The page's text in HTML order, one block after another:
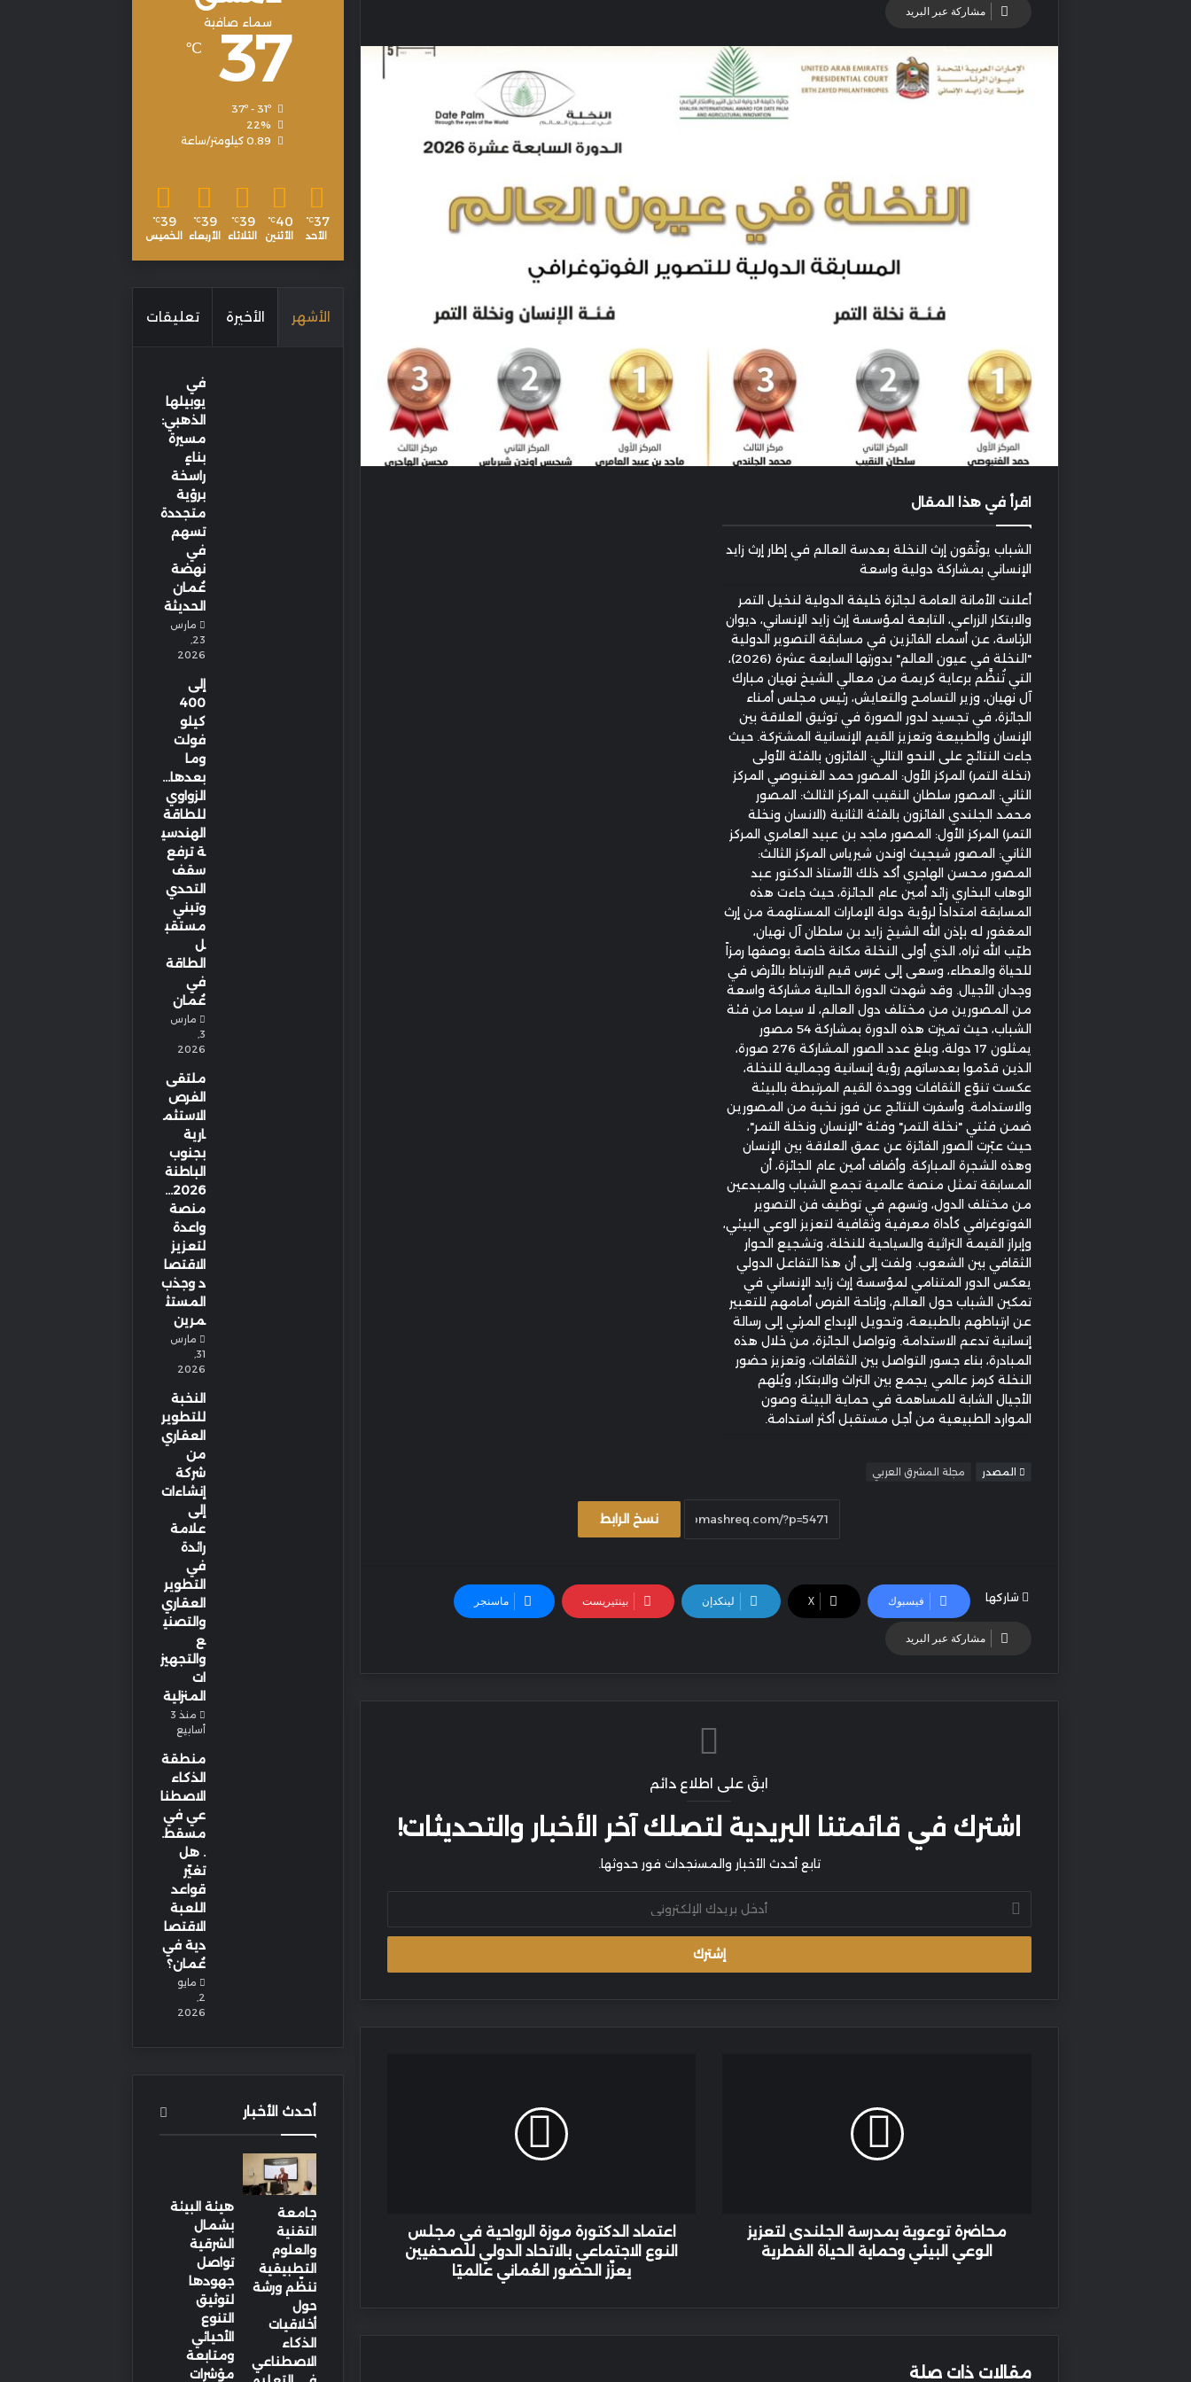
مشاركة عبر البريد
اقرأ في هذا المقال
الشباب يوثّقون إرث النخلة بعدسة العالم في إطار إرث زايد
الإنساني بمشاركة دولية واسعة
أعلنت الأمانة العامة لجائزة خليفة الدولية لنخيل التمر
والابتكار الزراعي، التابعة لمؤسسة إرث زايد الإنساني، ديوان
الرئاسة، عن أسماء الفائزين في مسابقة التصوير الدولية
"النخلة في عيون العالم" بدورتها السابعة عشرة (2026)،
التي تُنظَّم برعاية كريمة من معالي الشيخ نهيان مبارك
آل نهيان، وزير التسامح والتعايش، رئيس مجلس أمناء
الجائزة، في تجسيد لدور الصورة في توثيق العلاقة بين
الإنسان والطبيعة وتعزيز القيم الإنسانية المشتركة. حيث
جاءت النتائج على النحو التالي: الفائزون بالفئة الأولى
(نخلة التمر) المركز الأول: المصور حمد الغنبوصي المركز
الثاني: المصور سلطان النقيب المركز الثالث: المصور
محمد الجلندي الفائزون بالفئة الثانية (الانسان ونخلة
التمر) المركز الأول: المصور ماجد بن عبيد العامري المركز
الثاني: المصور شيجيث اوندن شيرياس المركز الثالث:
المصور محسن الهاجري أكد ذلك الأستاذ الدكتور عبد
الوهاب البخاري زائد أمين عام الجائزة، حيث جاءت هذه
المسابقة امتداداً لرؤية دولة الإمارات المستلهمة من إرث
المغفور له بإذن الله الشيخ زايد بن سلطان آل نهيان،
طيّب الله ثراه، الذي أولى النخلة مكانة خاصة بوصفها رمزاً
للحياة والعطاء، وسعى إلى غرس قيم الارتباط بالأرض في
وجدان الأجيال. وقد شهدت الدورة الحالية مشاركة واسعة
من المصورين من مختلف دول العالم، لا سيما من فئة
الشباب، حيث تميزت هذه الدورة بمشاركة 54 مصور
يمثلون 17 دولة، وبلغ عدد الصور المشاركة 276 صورة،
الذين قدّموا بعدساتهم رؤية إنسانية وجمالية للنخلة،
عكست تنوّع الثقافات ووحدة القيم المرتبطة بالبيئة
والاستدامة. وأسفرت النتائج عن فوز نخبة من المصورين
ضمن فئتي "نخلة التمر" وفئة "الإنسان ونخلة التمر"،
حيث عبّرت الصور الفائزة عن عمق العلاقة بين الإنسان
وهذه الشجرة المباركة. وأضاف أمين عام الجائزة، أن
المسابقة تمثل منصة عالمية تجمع الشباب والمبدعين
من مختلف الدول، وتسهم في توظيف فن التصوير
الفوتوغرافي كأداة معرفية وثقافية لتعزيز الوعي البيئي،
وإبراز القيمة التراثية والسياحية للنخلة، وتشجيع الحوار
الثقافي بين الشعوب. ولفت إلى أن هذا التفاعل الدولي
يعكس الدور المتنامي لمؤسسة إرث زايد الإنساني في
تمكين الشباب حول العالم، وإتاحة الفرص أمامهم للتعبير
عن ارتباطهم بالطبيعة، وتحويل الإبداع المرئي إلى رسالة
إنسانية تدعم الاستدامة. وتواصل الجائزة، من خلال هذه
المبادرة، بناء جسور التواصل بين الثقافات، وتعزيز حضور
النخلة كرمز عالمي يجمع بين التراث والابتكار، ويُلهم
الأجيال الشابة للمساهمة في حماية البيئة وصون
الموارد الطبيعية من أجل مستقبل أكثر استدامة.
المصدر مجلة المشرق العربي
نسخ الرابط
شاركها فيسبوك ‫X لينكدإن بينتيريست ماسنجر
مشاركة عبر البريد
ابقَ على اطلاع دائم
اشترك في قائمتنا البريدية لتصلك آخر الأخبار والتحديثات!
تابع أحدث الأخبار والمستجدات فور حدوثها.
بريدك
الإلكتروني
الفطريةمحاضرة توعوية بمدرسة الجلندى لتعزيز
الوعي البيئي وحماية الحياة الفطرية
الدولي
للصحفيين
اعتماد الدكتورة موزة الرواحية في مجلس
النوع الاجتماعي بالاتحاد الدولي للصحفيين
يعزّز الحضور العُماني عالميًا
مقالات ذات صلة
سماء صافية
37
℃
37º - 31º
22%
0.89 كيلومتر/ساعة
37
℃
الأحد
40
℃
الأثنين
39
℃
الثلاثاء
39
℃
الأربعاء
39
℃
الخميس
الأشهر الأخيرة تعليقات
في
يوبيلها
الذهبي:
مسيرة
بناءٍ
راسخة
برؤية
متجددة
تسهم
في
نهضة
عُمان
الحديثة
مارس
23,
2026
إلى
400
كيلو
فولت
وما
بعدها…
الزواوي
للطاقة
الهندسي
ة ترفع
سقف
التحدي
وتبني
مستقب
ل
الطاقة
في
عُمان
مارس
3,
2026
ملتقى
الفرص
الاستثم
ارية
بجنوب
الباطنة
2026…
منصة
واعدة
لتعزيز
الاقتصا
د وجذب
المستث
مرين
مارس
31,
2026
النخبة
للتطوير
العقاري
من
شركة
إنشاءات
إلى
علامة
رائدة
في
التطوير
العقاري
والتصني
ع
والتجهيز
ات
المنزلية
منذ 3
أسابيع
منطقة
الذكاء
الاصطنا
عي في
مسقط.
. هل
تغيّر
قواعد
اللعبة
الاقتصا
دية في
عُمان؟
مايو
2,
2026
أحدث الأخبار
جامعة
التقنية
والعلوم
التطبيقية
تنظّم ورشة
حول
أخلاقيات
الذكاء
الاصطناعي
هيئة البيئة
بشمال
الشرقية
تواصل
جهودها
لتوثيق
التنوع
الأحيائي
ومتابعة
مؤشرات